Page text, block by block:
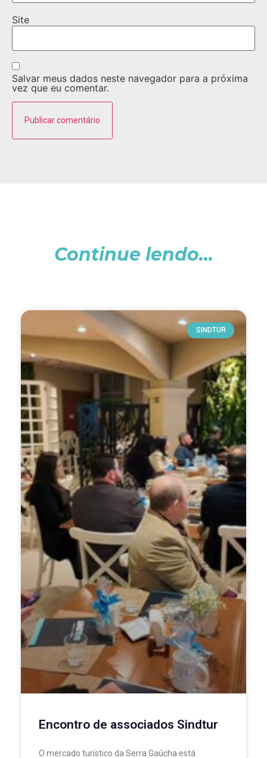
Site
Salvar meus dados neste navegador para a próxima
vez que eu comentar.
Continue lendo...
SINDTUR
Encontro de associados Sindtur
O mercado turístico da Serra Gaúcha está